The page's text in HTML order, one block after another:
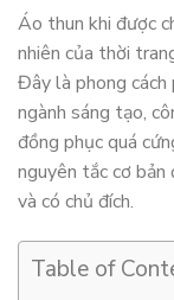
Áo thun khi được
nhiên của thời
Đây là phong cách
ngành sáng tạo,
đồng phục quá
nguyên tắc cơ bản
và có chủ đích.
Table of